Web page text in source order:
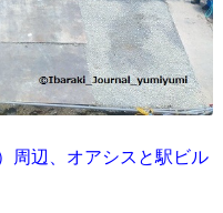
周辺、オアシスと駅ビル